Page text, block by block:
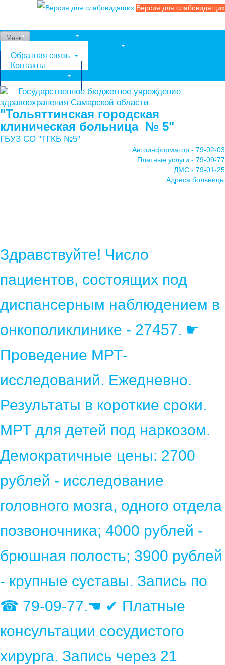
Версия для слабовидящих
Меню
Обратная связь
Контакты
Государственное бюджетное учреждение
здравоохранения Самарской области
"Тольяттинская городская
клиническая больница № 5"
ГБУЗ СО "ТГКБ №5"
Автоинформатор - 79-02-03
Платные услуги - 79-09-77
ДМС - 79-01-25
Адреса больницы
Здравствуйте! Число
пациентов, состоящих под
диспансерным наблюдением в
онкополиклинике - 27457. ☛
Проведение МРТ-
исследований. Ежедневно.
Результаты в короткие сроки.
МРТ для детей под наркозом.
Демократичные цены: 2700
рублей - исследование
головного мозга, одного отдела
позвоночника; 4000 рублей -
брюшная полость; 3900 рублей
- крупные суставы. Запись по
☎ 79-09-77.☚ ✔ Платные
консультации сосудистого
хирурга. Запись через 21